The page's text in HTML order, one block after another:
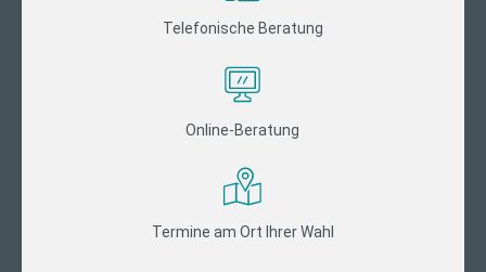
Telefonische Beratung
Online-Beratung
Termine am Ort Ihrer Wahl